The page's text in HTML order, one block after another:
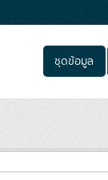
ชุดข้อมูล